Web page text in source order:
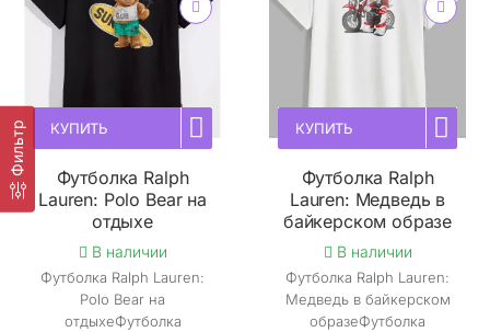
Фильтр КУПИТЬ
Футболка Ralph
Lauren: Polo Bear на
отдыхе
В наличии
Футболка Ralph Lauren:
Polo Bear на
отдыхеФутболка
КУПИТЬ
Футболка Ralph
Lauren: Медведь в
байкерском образе
В наличии
Футболка Ralph Lauren:
Медведь в байкерском
образеФутболка